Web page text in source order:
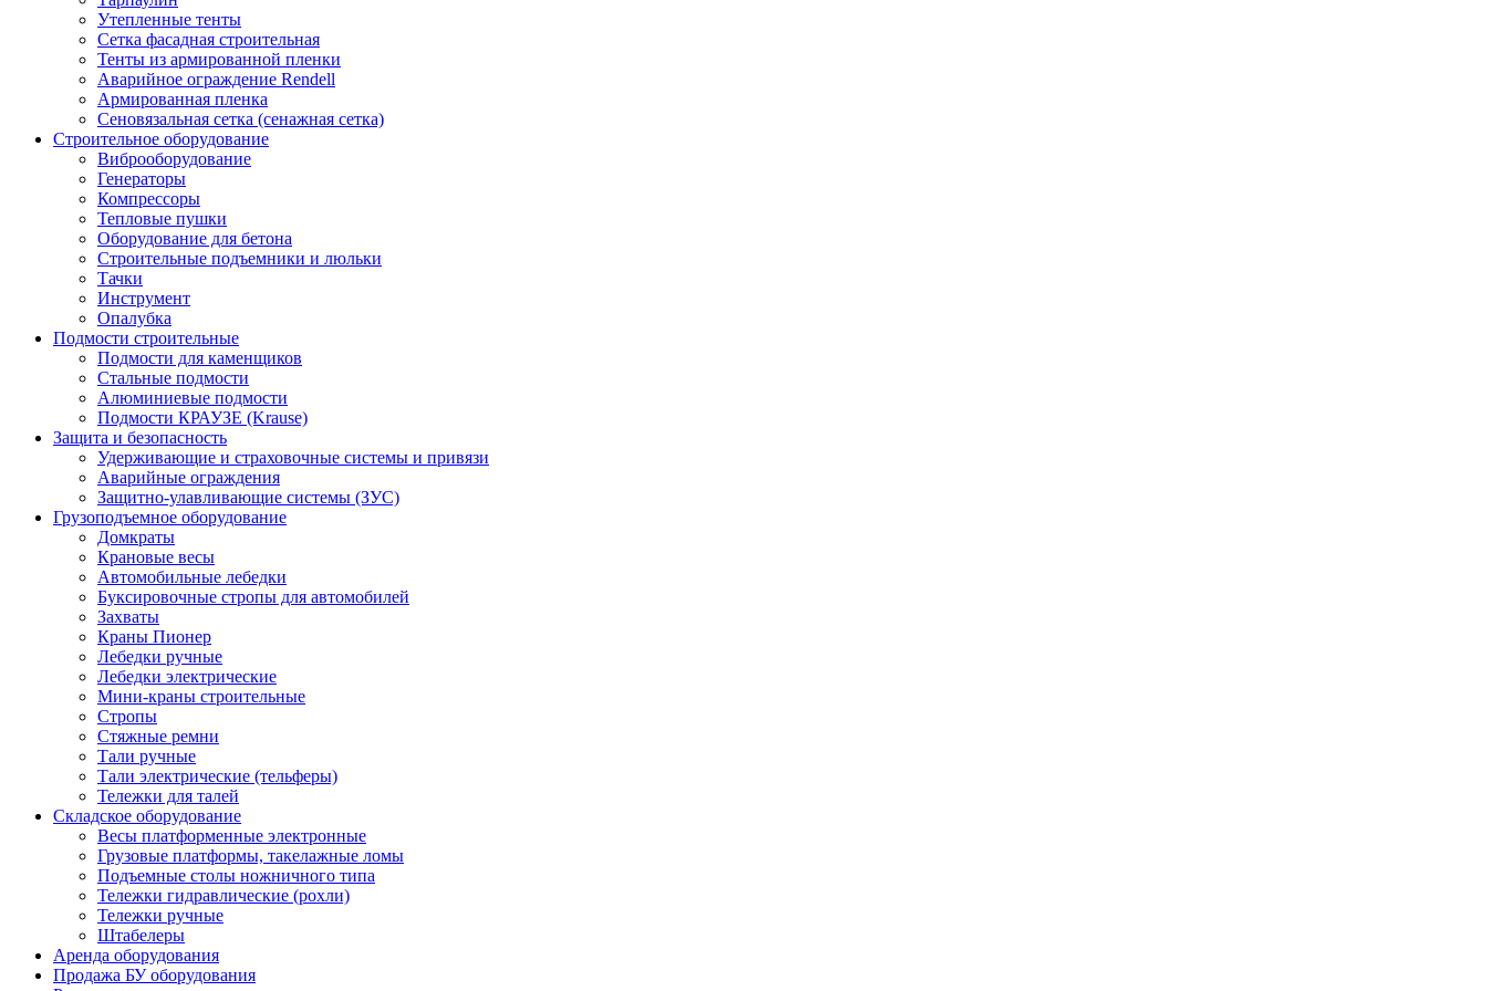
Утепленные тенты
Сетка фасадная строительная
Тенты из армированной пленки
Аварийное ограждение Rendell
Армированная пленка
Сеновязальная сетка (сенажная сетка)
Строительное оборудование
Виброоборудование
Генераторы
Компрессоры
Тепловые пушки
Оборудование для бетона
Строительные подъемники и люльки
Тачки
Инструмент
Опалубка
Подмости строительные
Подмости для каменщиков
Стальные подмости
Алюминиевые подмости
Подмости КРАУЗЕ (Krause)
Защита и безопасность
Удерживающие и страховочные системы и привязи
Аварийные ограждения
Защитно-улавливающие системы (ЗУС)
Грузоподъемное оборудование
Домкраты
Крановые весы
Автомобильные лебедки
Буксировочные стропы для автомобилей
Захваты
Краны Пионер
Лебедки ручные
Лебедки электрические
Мини-краны строительные
Стропы
Стяжные ремни
Тали ручные
Тали электрические (тельферы)
Тележки для талей
Складское оборудование
Весы платформенные электронные
Грузовые платформы, такелажные ломы
Подъемные столы ножничного типа
Тележки гидравлические (рохли)
Тележки ручные
Штабелеры
Аренда оборудования
Продажа БУ оборудования